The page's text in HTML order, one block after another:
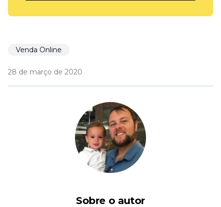
Venda Online
28 de março de 2020
Sobre o autor